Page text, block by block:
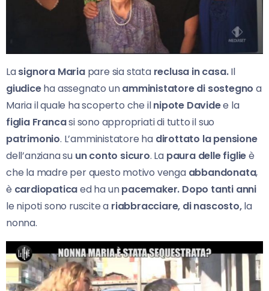
Lasignora Mariapare sia stata reclusa in casa.Il
giudiceha assegnato unamministatore di sostegno a
Maria il quale ha scoperto che ilnipote Davidee la
figlia Francasi sono appropriati di tutto il suo
patrimonio. L’amministatore ha dirottato la pensione
dell’anziana su un conto sicuro. La paura delle figlieè
che la madre per questo motivo vengaabbandonata,
è cardiopaticaed ha unpacemaker. Dopo tanti anni
le nipoti sono ruscite a riabbracciare, di nascosto,la
nonna.